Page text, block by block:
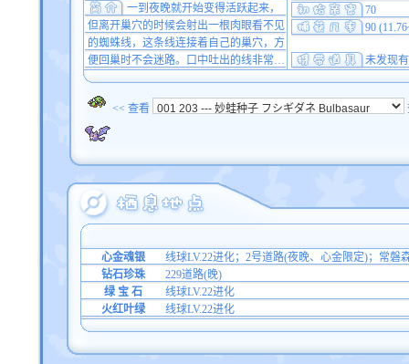
70
90
未发现
一到夜晚就开始变得活跃起来，
但离开巢穴的时候会射出一根肉眼看不见
的蜘蛛线，这条线连接着自己的巢穴，方
便回巢时不会迷路。口中吐出的线非常…
<< 查看
心金魂银
线球LV.22进化；2号道路(夜晚、心金限定)；常磐
钻石珍珠
229道路(晚)
绿 宝 石
线球LV.22进化
火红叶绿
线球LV.22进化